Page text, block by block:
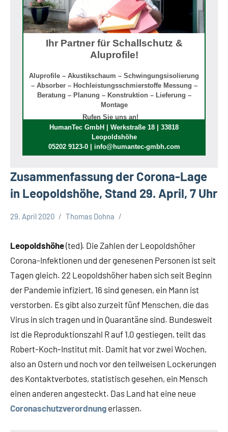
Ihr Partner für Schallschutz &
Aluprofile!
Aluprofile – Akustikschaum – Schwingungsisolierung
– Absorber – Hochleistungsschmierstoffe Messung –
Beratung – Planung – Konstruktion – Lieferung –
Montage
Rufen Sie uns an!
HumanTec GmbH | Werkstraße 18 | 33818
Leopoldshöhe
05202 9123-0 | info@humantec-gmbh.com
Zusammenfassung der Corona-Lage
in Leopoldshöhe, Stand 29. April, 7 Uhr
29. April 2020 Thomas Dohna
Leopoldshöhe(ted). Die Zahlen der Leopoldshöher
Corona-Infektionen und der genesenen Personen ist seit
Tagen gleich. 22 Leopoldshöher haben sich seit Beginn
der Pandemie infiziert, 16 sind genesen, ein Mann ist
verstorben. Es gibt also zurzeit fünf Menschen, die das
Virus in sich tragen und in Quarantäne sind. Bundesweit
ist die Reproduktionszahl R auf 1,0 gestiegen, teilt das
Robert-Koch-Institut mit. Damit hat vor zwei Wochen,
also an Ostern und noch vor den teilweisen Lockerungen
des Kontaktverbotes, statistisch gesehen, ein Mensch
einen anderen angesteckt. Das Land hat eine neue
Coronaschutzverordnung erlassen.